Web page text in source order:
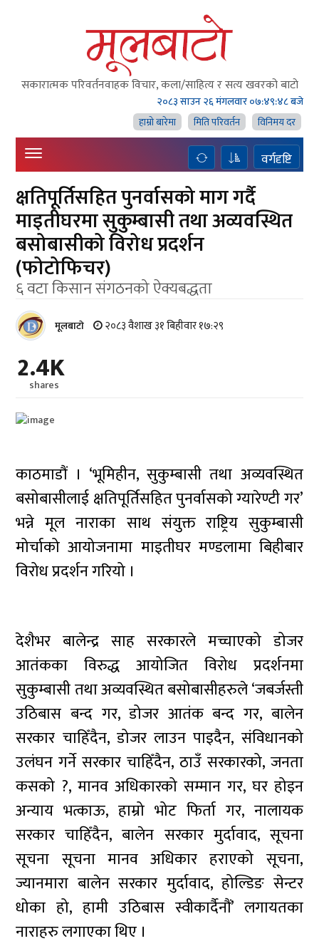
सकारात्मक परिवर्तनवाहक विचार, कला/साहित्य र सत्य खवरको बाटाे
२०८३ साउन २६ मंगलवार०७:४९:४८ बजे
हाम्राे बारेमा
मिति परिवर्तन विनिमय दर
वर्गदृष्टि
क्षतिपूर्तिसहित पुनर्वासको माग गर्दै
माइतीघरमा सुकुम्बासी तथा अव्यवस्थित
बसोबासीको विरोध प्रदर्शन
(फोटोफिचर)
६ वटा किसान संगठनको ऐक्यबद्धता
मूलबाटाे २०८३ वैशाख ३१ बिहीवार १७:२९
2.4K
shares
काठमाडौं । ‘भूमिहीन, सुकुम्बासी तथा अव्यवस्थित
बसोबासीलाई क्षतिपूर्तिसहित पुनर्वासको ग्यारेण्टी गर’
भन्ने मूल नाराका साथ संयुक्त राष्ट्रिय सुकुम्बासी
मोर्चाको आयोजनामा माइतीघर मण्डलामा बिहीबार
विरोध प्रदर्शन गरियो ।
देशैभर बालेन्द्र साह सरकारले मच्चाएको डोजर
आतंकका विरुद्ध आयोजित विरोध प्रदर्शनमा
सुकुम्बासी तथा अव्यवस्थित बसोबासीहरुले ‘जबर्जस्ती
उठिबास बन्द गर, डोजर आतंक बन्द गर, बालेन
सरकार चाहिँदैन, डोजर लाउन पाइदैन, संविधानको
उलंघन गर्ने सरकार चाहिँदैन, ठाउँ सरकारको, जनता
कसको ?, मानव अधिकारको सम्मान गर, घर होइन
अन्याय भत्काऊ, हाम्रो भोट फिर्ता गर, नालायक
सरकार चाहिँदैन, बालेन सरकार मुर्दावाद, सूचना
सूचना सूचना मानव अधिकार हराएको सूचना,
ज्यानमारा बालेन सरकार मुर्दावाद, होल्डिङ सेन्टर
धोका हो, हामी उठिबास स्वीकार्दैनौं’ लगायतका
नाराहरु लगाएका थिए ।